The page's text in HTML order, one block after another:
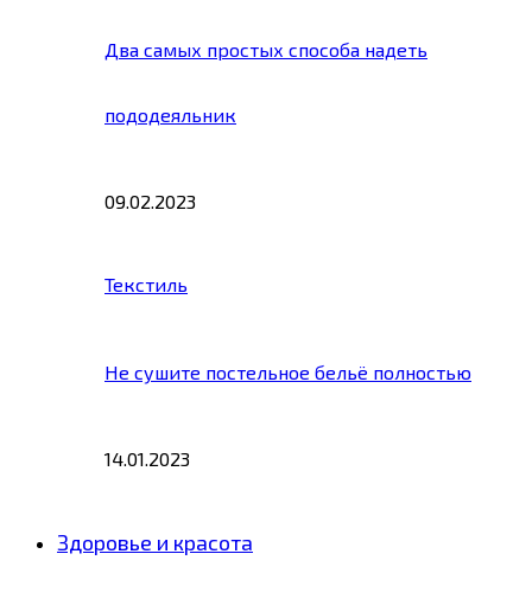
Два самых простых способа надеть
пододеяльник
09.02.2023
Текстиль
Не сушите постельное бельё полностью
14.01.2023
Здоровье и красота